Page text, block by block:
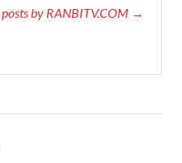
by RANBITV.COM →